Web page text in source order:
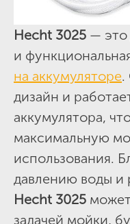
Hecht 3025 — это
и
на аккумуляторе.
дизайн и
аккумулятора,
максимальную
использования.
давлению воды и
Hecht 3025
задачей мойки,